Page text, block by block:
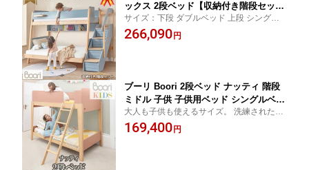
ックス 2段ベッド【収納付き階段セッ
ト】2年保証 下段 ダブルベッド 上段 シ
ングルベッド 2段ベッド おしゃれ 木目
サイズ：下段 ダブルベッド 上段 シングル
ベッド 専用マットレス・本棚・ベッド下収
納は別売
266,090 円
ブーリ Boori 2段ベッド ナッティ 階段
ミドル 子供 子供用ベッド シングルベッ
ド 大人 頑丈 すのこ 子供部屋 ベッド
【到着後レビュー記載で次回使えるクー
大人も子供も使えるサイズ。 洗練されたモ
ダンなスタイル。 フレーム 社員寮 学生寮
169,400 円